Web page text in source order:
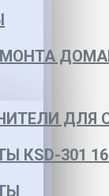
ДЛЯ
КSD-301